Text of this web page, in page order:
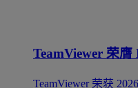
TeamViewer 荣
TeamViewer 荣获